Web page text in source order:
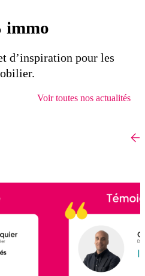
immo
d’inspiration pour les
Voir toutes nos actualités